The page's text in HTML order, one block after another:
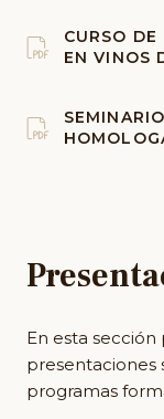
CURSO
EN VINOS
En esta
presentaciones
programas